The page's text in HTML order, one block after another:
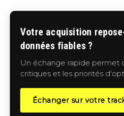
Votre acquisition
données fiables ?
Un échange rapide permet
critiques et les priorités
Échanger sur votre